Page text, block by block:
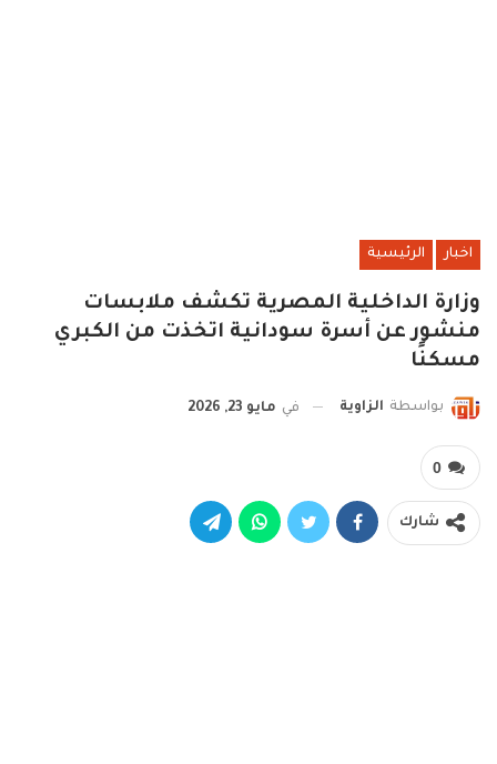
اخبار الرئيسية
وزارة الداخلية المصرية تكشف ملابسات
منشور عن أسرة سودانية اتخذت من الكبري
مسكنًا
بواسطة الزاوية في مايو 23, 2026
0
شارك